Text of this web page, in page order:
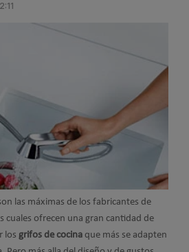
las máximas de los fabricantes de
cuales ofrecen una gran cantidad de
los grifos de cocina que más se adapten